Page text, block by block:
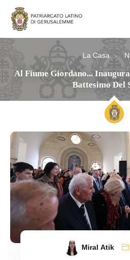
La Casa
Al Fiume Giordano...
Battesimo Del
Miral Atik